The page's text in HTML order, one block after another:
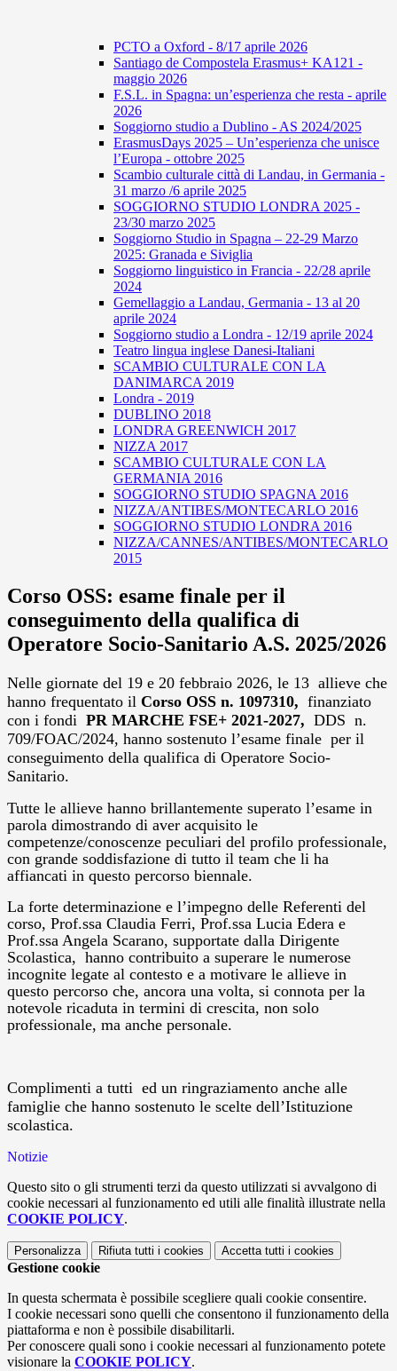
PCTO a Oxford - 8/17 aprile 2026
Santiago de Compostela Erasmus+ KA121 -
maggio 2026
F.S.L. in Spagna: un’esperienza che resta - aprile
2026
Soggiorno studio a Dublino - AS 2024/2025
ErasmusDays 2025 – Un’esperienza che unisce
l’Europa - ottobre 2025
Scambio culturale città di Landau, in Germania -
31 marzo /6 aprile 2025
SOGGIORNO STUDIO LONDRA 2025 -
23/30 marzo 2025
Soggiorno Studio in Spagna – 22-29 Marzo
2025: Granada e Siviglia
Soggiorno linguistico in Francia - 22/28 aprile
2024
Gemellaggio a Landau, Germania - 13 al 20
aprile 2024
Soggiorno studio a Londra - 12/19 aprile 2024
Teatro lingua inglese Danesi-Italiani
SCAMBIO CULTURALE CON LA
DANIMARCA 2019
Londra - 2019
DUBLINO 2018
LONDRA GREENWICH 2017
NIZZA 2017
SCAMBIO CULTURALE CON LA
GERMANIA 2016
SOGGIORNO STUDIO SPAGNA 2016
NIZZA/ANTIBES/MONTECARLO 2016
SOGGIORNO STUDIO LONDRA 2016
NIZZA/CANNES/ANTIBES/MONTECARLO
2015
Corso OSS: esame finale per il
conseguimento della qualifica di
Operatore Socio-Sanitario A.S. 2025/2026
Nelle giornate del 19 e 20 febbraio 2026, le 13 allieve che
hanno frequentato il Corso OSS n. 1097310, finanziato
con i fondi PR MARCHE FSE+ 2021-2027, DDS n.
709/FOAC/2024, hanno sostenuto l’esame finale per il
conseguimento della qualifica di Operatore Socio-
Sanitario.
Tutte le allieve hanno brillantemente superato l’esame in
parola dimostrando di aver acquisito le
competenze/conoscenze peculiari del profilo professionale,
con grande soddisfazione di tutto il team che li ha
affiancati in questo percorso biennale.
La forte determinazione e l’impegno delle Referenti del
corso, Prof.ssa Claudia Ferri, Prof.ssa Lucia Edera e
Prof.ssa Angela Scarano, supportate dalla Dirigente
Scolastica, hanno contribuito a superare le numerose
incognite legate al contesto e a motivare le allieve in
questo percorso che, ancora una volta, si connota per la
notevole ricaduta in termini di crescita, non solo
professionale, ma anche personale.
Complimenti a tutti ed un ringraziamento anche alle
famiglie che hanno sostenuto le scelte dell’Istituzione
scolastica.
Notizie
Questo sito o gli strumenti terzi da questo utilizzati si avvalgono di
cookie necessari al funzionamento ed utili alle finalità illustrate nella
COOKIE POLICY.
Personalizza Rifiuta tutti i cookies Accetta tutti i cookies
Gestione cookie
In questa schermata è possibile scegliere quali cookie consentire.
I cookie necessari sono quelli che consentono il funzionamento della
piattaforma e non è possibile disabilitarli.
Per conoscere quali sono i cookie necessari al funzionamento potete
visionare la COOKIE POLICY.